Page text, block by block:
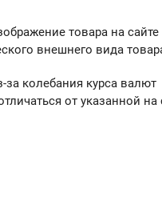
товара на
внешнего вида
за колебания курса валют
от указанной на